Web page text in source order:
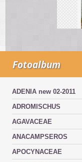
Fotoalbum
ADENIA new 02-2011
ADROMISCHUS
AGAVACEAE
ANACAMPSEROS
APOCYNACEAE